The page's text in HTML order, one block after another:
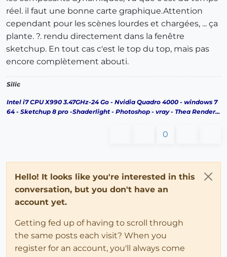
réel. il faut une bonne carte graphique.Attention
cependant pour les scènes lourdes et chargées, ... ça
plante. ?. rendu directement dans la fenêtre
sketchup. En tout cas c'est le top du top, mais pas
encore complètement abouti.
Silic
Intel i7 CPU X990 3.47GHz-24 Go - Nvidia Quadro 4000 - windows 7
64 - Sketchup 8 pro -Shaderlight - Photoshop - vray - Thea Render...
0
Hello! It looks like you're interested in this
conversation, but you don't have an
account yet.
Getting fed up of having to scroll through
the same posts each visit? When you
register for an account, you'll always come